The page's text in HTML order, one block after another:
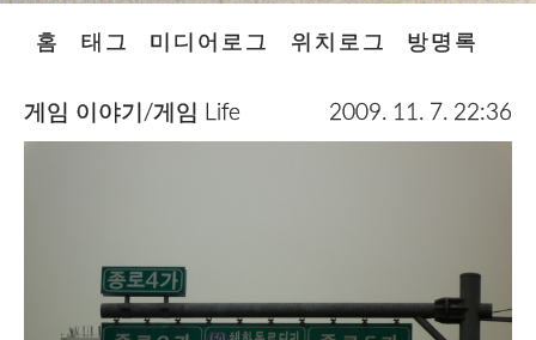
홈 태그 미디어로그 위치로그 방명록
게임 이야기/게임 Life 2009. 11. 7. 22:36